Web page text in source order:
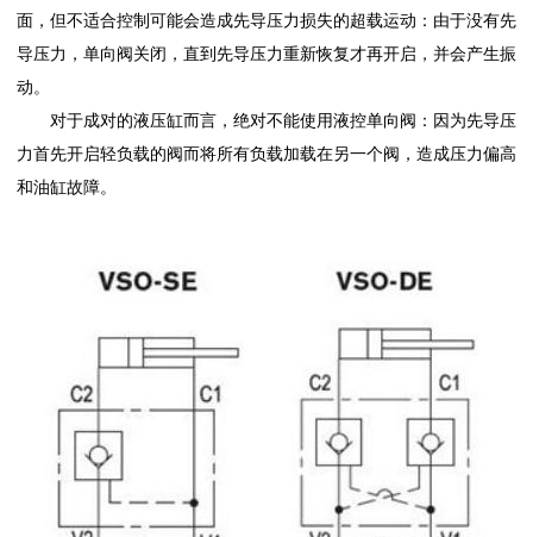
面，但不适合控制可能会造成先导压力损失的超载运动：由于没有先
导压力，单向阀关闭，直到先导压力重新恢复才再开启，并会产生振
动。
对于成对的液压缸而言，绝对不能使用液控单向阀：因为先导压
力首先开启轻负载的阀而将所有负载加载在另一个阀，造成压力偏高
和油缸故障。